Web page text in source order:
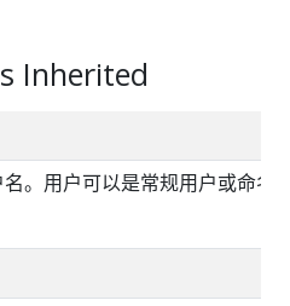
Inherited
。用户可以是常规用户或命名